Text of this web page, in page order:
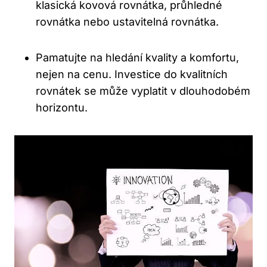
klasická kovová rovnátka, průhledné
rovnátka nebo ustavitelná rovnátka.
Pamatujte na hledání kvality a komfortu,
nejen na cenu. Investice do kvalitních
rovnátek se může vyplatit v dlouhodobém
horizontu.